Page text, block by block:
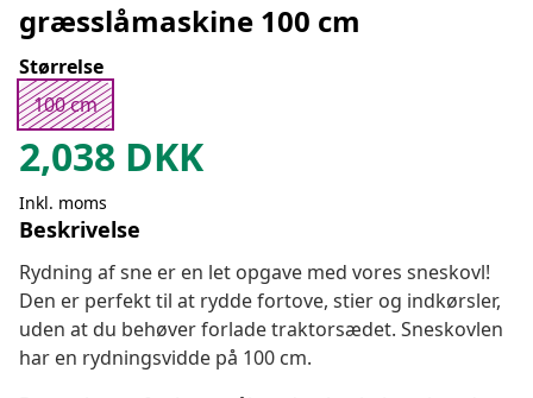
græsslåmaskine 100 cm
Størrelse
100 cm
2,038 DKK
Inkl. moms
Beskrivelse
Rydning af sne er en let opgave med vores sneskovl!
Den er perfekt til at rydde fortove, stier og indkørsler,
uden at du behøver forlade traktorsædet. Sneskovlen
har en rydningsvidde på 100 cm.